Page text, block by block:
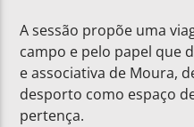
A sessão propõe uma
campo e pelo papel que
e associativa de Moura,
desporto como espaço
pertença.